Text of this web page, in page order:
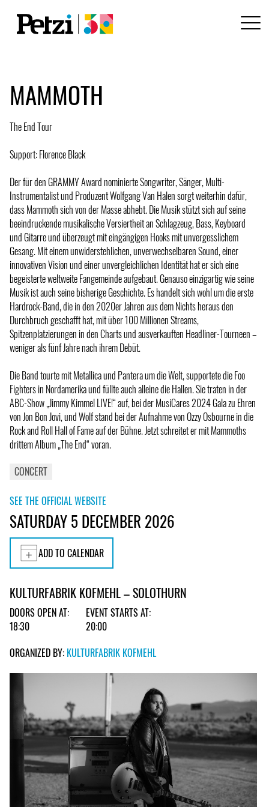
MAMMOTH
The End Tour
Support: Florence Black
Der für den GRAMMY Award nominierte Songwriter, Sänger, Multi-
Instrumentalist und Produzent Wolfgang Van Halen sorgt weiterhin dafür,
dass Mammoth sich von der Masse abhebt. Die Musik stützt sich auf seine
beeindruckende musikalische Versiertheit an Schlagzeug, Bass, Keyboard
und Gitarre und überzeugt mit eingängigen Hooks mit unvergesslichem
Gesang. Mit einem unwiderstehlichen, unverwechselbaren Sound, einer
innovativen Vision und einer unvergleichlichen Identität hat er sich eine
begeisterte weltweite Fangemeinde aufgebaut. Genauso einzigartig wie seine
Musik ist auch seine bisherige Geschichte. Es handelt sich wohl um die erste
Hardrock-Band, die in den 2020er Jahren aus dem Nichts heraus den
Durchbruch geschafft hat, mit über 100 Millionen Streams,
Spitzenplatzierungen in den Charts und ausverkauften Headliner-Tourneen –
weniger als fünf Jahre nach ihrem Debüt.
Die Band tourte mit Metallica und Pantera um die Welt, supportete die Foo
Fighters in Nordamerika und füllte auch alleine die Hallen. Sie traten in der
ABC-Show „Jimmy Kimmel LIVE!“ auf, bei der MusiCares 2024 Gala zu Ehren
von Jon Bon Jovi, und Wolf stand bei der Aufnahme von Ozzy Osbourne in die
Rock and Roll Hall of Fame auf der Bühne. Jetzt schreitet er mit Mammoths
drittem Album „The End“ voran.
CONCERT
SEE THE OFFICIAL WEBSITE
SATURDAY 5 DECEMBER 2026
ADD TO CALENDAR
KULTURFABRIK KOFMEHL – SOLOTHURN
DOORS OPEN AT:
18:30
EVENT STARTS AT:
20:00
ORGANIZED BY: KULTURFABRIK KOFMEHL